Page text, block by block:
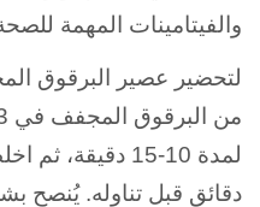
والفيتامينات المهمة
لتحضير عصير البرقوق
لمدة 10-15
دقائق قبل تناوله.